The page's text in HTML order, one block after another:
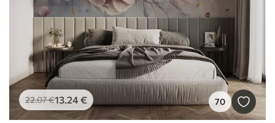
22.07€13.24€ 70